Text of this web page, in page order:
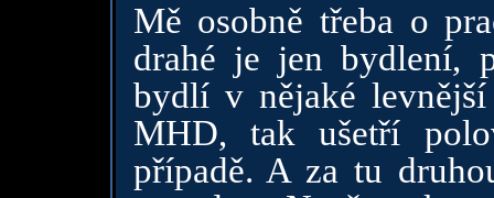
Mě osobně třeba o
drahé je jen bydlení,
bydlí v nějaké
MHD, tak ušetří
případě. A za tu